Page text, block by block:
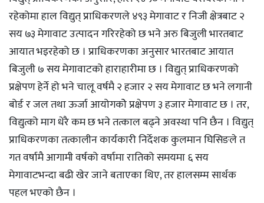
रहेकोमा हाल विद्युत् प्राधिकरणले ४९३ मेगावाट र निजी क्षेत्रबाट २
सय ७३ मेगावाट उत्पादन गरिरहेको छ भने अरु बिजुली भारतबाट
आयात भइरहेको छ । प्राधिकरणका अनुसार भारतबाट आयात
बिजुली ७ सय मेगावाटको हाराहारीमा छ । विद्युत् प्राधिकरणको
प्रक्षेपण हेर्ने हो भने चालू वर्षमै २ हजार २ सय मेगावाट छ भने लगानी
बोर्ड र जल तथा ऊर्जा आयोगकोे प्रक्षेपण ३ हजार मेगावाट छ । तर,
विद्युत्को माग धेरै कम छ भने तत्काल बढ्ने अवस्था पनि छैन । विद्युत्
प्राधिकरणका तत्कालीन कार्यकारी निर्देशक कुलमान घिसिङले त
गत वर्षामै आगामी वर्षको वर्षामा रातिको समयमा ६ सय
मेगावाटभन्दा बढी खेर जाने बताएका थिए, तर हालसम्म सार्थक
पहल भएको छैन ।